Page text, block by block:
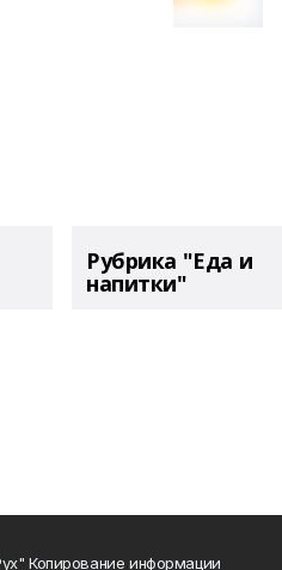
Рубрика "Еда и
напитки"
Копирование информации